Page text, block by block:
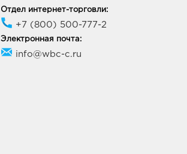
Отдел интернет-торговли:
+7 (800) 500-777-2
Электронная почта:
info@wbc-c.ru